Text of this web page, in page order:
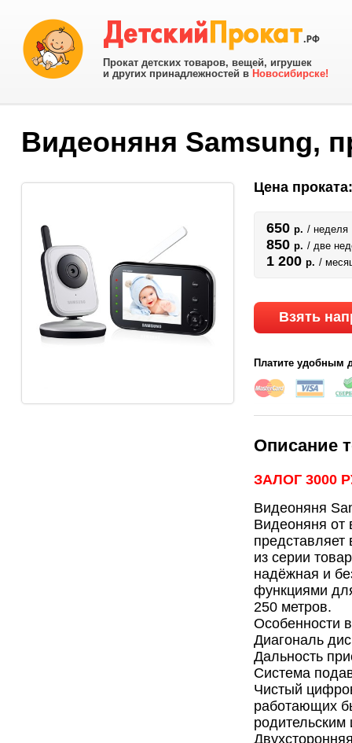
Прокат детских товаров, вещей, игрушек
и других принадлежностей в Новосибирске!
Видеоняня Samsung,
Цена проката:
650 р. / неделя
850 р. / две
1 200 р. /
Взять
Платите удобным
Описание
ЗАЛОГ 3000
Видеоняня
Видеоняня от
из серии
надёжная и
функциями
250 метров.
Особенности
Диагональ
Дальность
Система
Чистый
работающих
родительским